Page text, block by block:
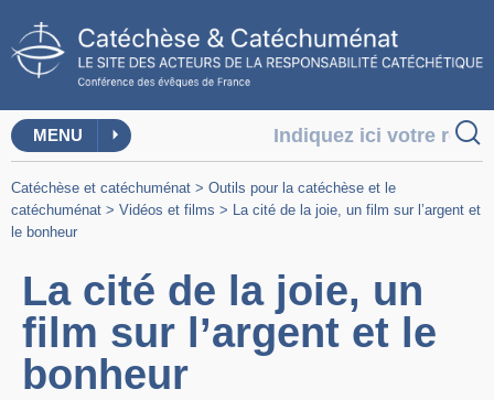
MENU
Catéchèse et catéchuménat > Outils pour la catéchèse et le
catéchuménat > Vidéos et films > La cité de la joie, un film sur l’argent et
le bonheur
La cité de la joie, un
film sur l’argent et le
bonheur